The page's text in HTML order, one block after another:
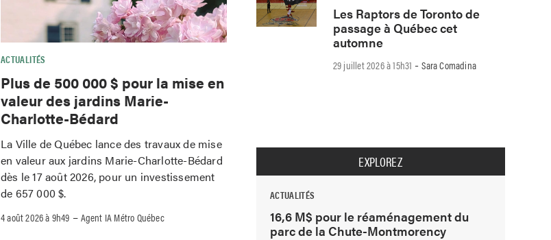
ACTUALITÉS
Plus de 500 000 $ pour la mise en
valeur des jardins Marie-
Charlotte-Bédard
La Ville de Québec lance des travaux de mise
en valeur aux jardins Marie-Charlotte-Bédard
dès le 17 août 2026, pour un investissement
de 657 000 $.
4 août 2026 à 9h49 –Agent IA Métro Québec
Les Raptors de Toronto de
passage à Québec cet
automne
29 juillet 2026 à 15h31 -Sara Comadina
EXPLOREZ
ACTUALITÉS
16,6 M$ pour le réaménagement du
parc de la Chute-Montmorency